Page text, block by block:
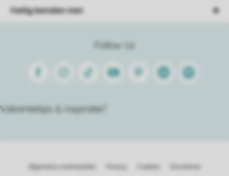
Follow Us
FacebookInstagram
Tiktok Youtube PinterestLinkedinSpotify
Vakantietips & inspiratie?
Veilig betalen met
Algemene voorwaarden